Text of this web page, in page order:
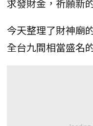
求發財金，祈願新
今天整理了財神廟
全台九間相當盛名